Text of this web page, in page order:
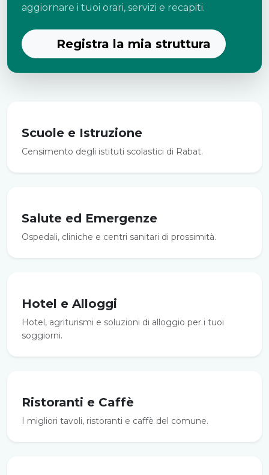
aggiornare i tuoi orari, servizi e recapiti.
Registra la mia struttura
Scuole e Istruzione
Censimento degli istituti scolastici di Rabat.
Salute ed Emergenze
Ospedali, cliniche e centri sanitari di prossimità.
Hotel e Alloggi
Hotel, agriturismi e soluzioni di alloggio per i tuoi
soggiorni.
Ristoranti e Caffè
I migliori tavoli, ristoranti e caffè del comune.